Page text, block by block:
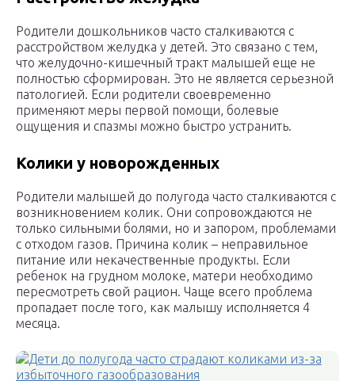
Родители дошкольников часто сталкиваются с
расстройством желудка у детей. Это связано с тем,
что желудочно-кишечный тракт малышей еще не
полностью сформирован. Это не является серьезной
патологией. Если родители своевременно
применяют меры первой помощи, болевые
ощущения и спазмы можно быстро устранить.
Колики у новорожденных
Родители малышей до полугода часто сталкиваются с
возникновением колик. Они сопровождаются не
только сильными болями, но и запором, проблемами
с отходом газов. Причина колик – неправильное
питание или некачественные продукты. Если
ребенок на грудном молоке, матери необходимо
пересмотреть свой рацион. Чаще всего проблема
пропадает после того, как малышу исполняется 4
месяца.